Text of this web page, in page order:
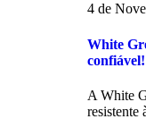
4 de
White
confiável!
A White
resistente